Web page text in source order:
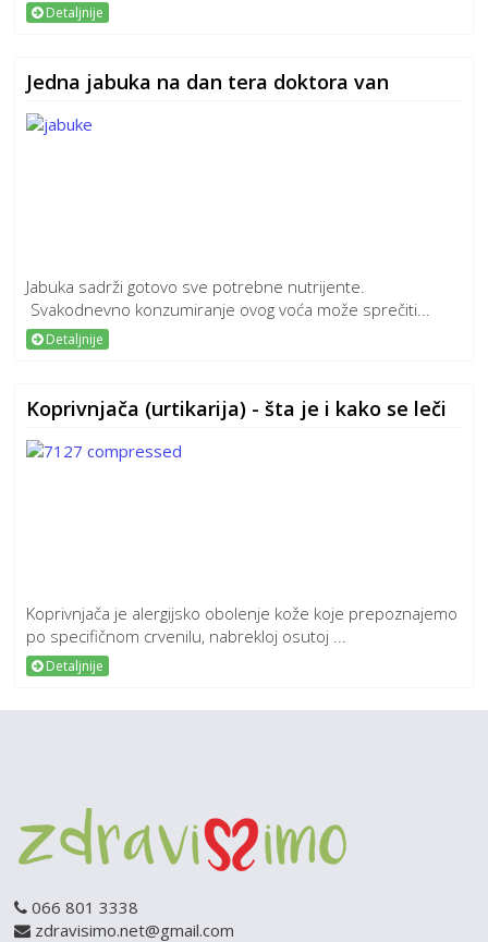
Detaljnije
Jedna jabuka na dan tera doktora van
Jabuka sadrži gotovo sve potrebne nutrijente.
Svakodnevno konzumiranje ovog voća može sprečiti...
Detaljnije
Koprivnjača (urtikarija) - šta je i kako se leči
Koprivnjača je alergijsko obolenje kože koje prepoznajemo
po specifičnom crvenilu, nabrekloj osutoj ...
Detaljnije
066 801 3338
zdravisimo.net@gmail.com